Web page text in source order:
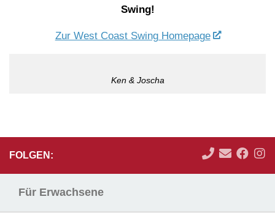
Swing!
Zur West Coast Swing Homepage
Ken & Joscha
FOLGEN:
Für Erwachsene